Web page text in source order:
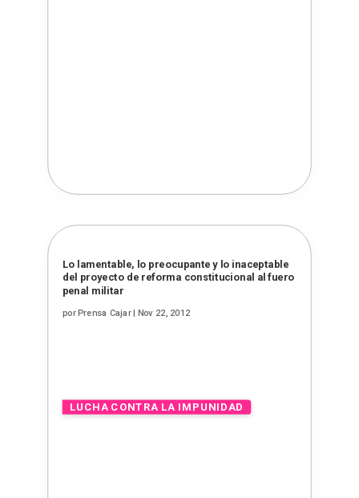
Lo lamentable, lo preocupante y lo inaceptable
del proyecto de reforma constitucional al fuero
penal militar
por Prensa Cajar| Nov 22, 2012